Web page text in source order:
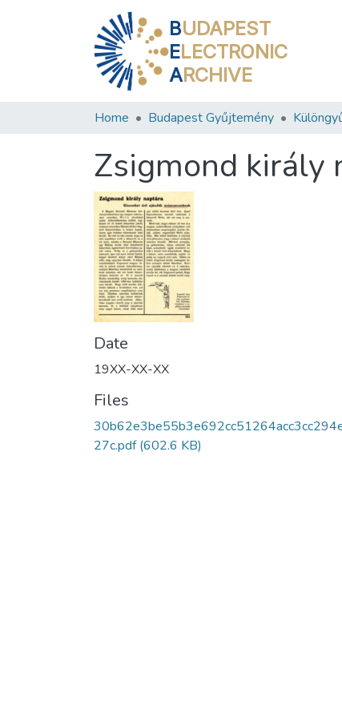
BUDAPEST
ELECTRONIC
ARCHIVE
Home Budapest Gyűjtemény
Zsigmond király
Date
19XX-XX-XX
Files
27c.pdf(602.6 KB)